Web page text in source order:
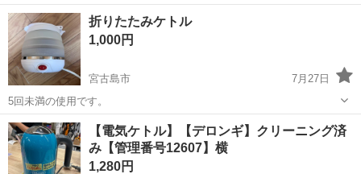
はお控えください。 ❌⚠お取り置き不可⚠❌ ご来店いただき、全額決
済していただいたお客様を優先としております。 お取り置き、保管は
対応ができません。 ...
沖縄 沖縄市 キッチン家電
折りたたみケトル
1,000円
宮古島市
7月27日
5回未満の使用です。
沖縄 宮古島市 キッチン家電 ケトル
【電気ケトル】【デロンギ】クリーニング済
み【管理番号12607】横
1,280円